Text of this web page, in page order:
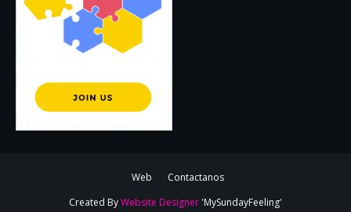
Web
Contactanos
Created ByWebsite Designer 'MySundayFeeling'